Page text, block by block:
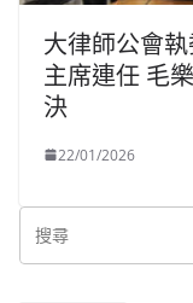
大律師公會
主席連任 毛
決
22/01/2026